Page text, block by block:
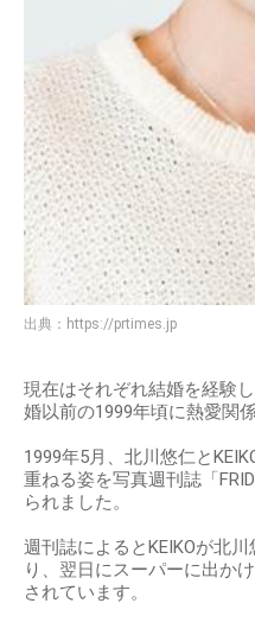
出典： https://prtimes.jp
現在はそれぞれ結婚を経験
婚以前の1999年頃に熱愛関
1999年5月、北川悠仁と
重ねる姿を写真週刊誌「
られました。
週刊誌によるとKEIKOが北
り、翌日にスーパーに出か
されています。